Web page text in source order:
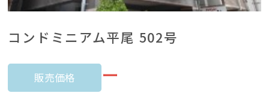
コンドミニアム平尾 502号
販売価格 ー